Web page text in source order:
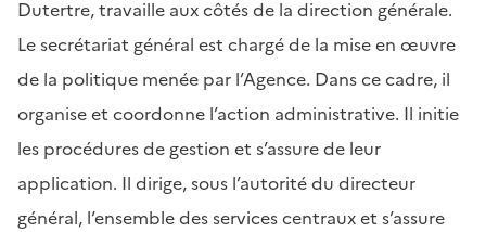
Dutertre, travaille aux côtés de la direction générale.
Le secrétariat général est chargé de la mise en œuvre
de la politique menée par l’Agence. Dans ce cadre, il
organise et coordonne l’action administrative. Il initie
les procédures de gestion et s’assure de leur
application. Il dirige, sous l’autorité du directeur
général, l’ensemble des services centraux et s’assure